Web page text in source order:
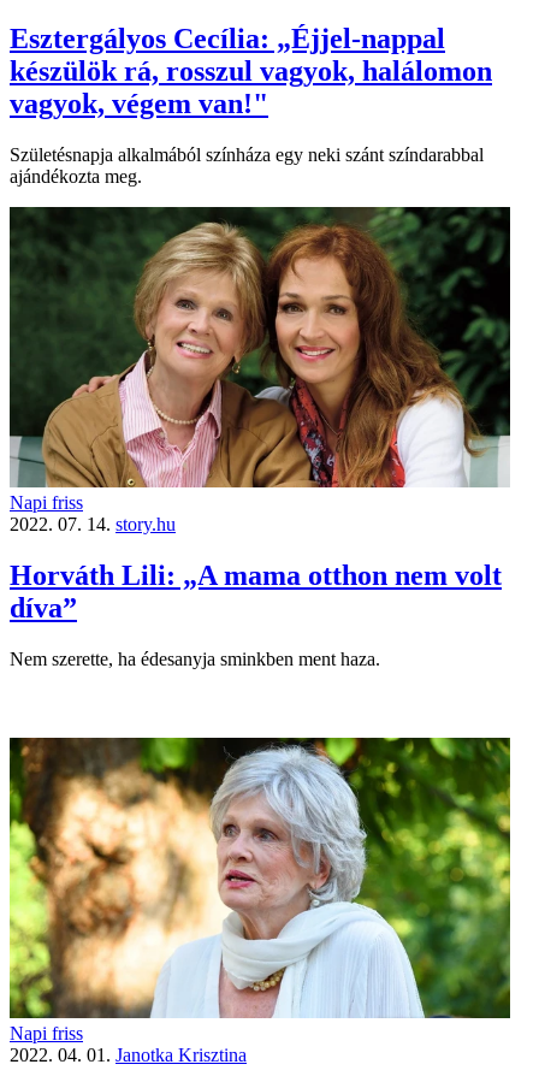
Esztergályos Cecília: „Éjjel-nappal
készülök rá, rosszul vagyok, halálomon
vagyok, végem van!"
Születésnapja alkalmából színháza egy neki szánt színdarabbal
ajándékozta meg.
Napi friss
2022. 07. 14. story.hu
Horváth Lili: „A mama otthon nem volt
díva”
Nem szerette, ha édesanyja sminkben ment haza.
Napi friss
2022. 04. 01. Janotka Krisztina